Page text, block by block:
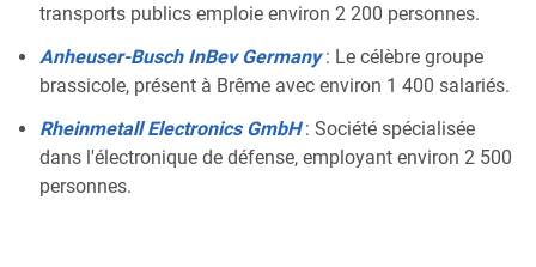
transports publics emploie environ 2 200 personnes.
Anheuser-Busch InBev Germany: Le célèbre groupe
brassicole, présent à Brême avec environ 1 400 salariés.
Rheinmetall Electronics GmbH: Société spécialisée
dans l'électronique de défense, employant environ 2 500
personnes.